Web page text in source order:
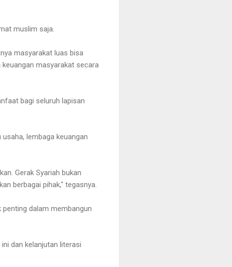
muslim saja.
masyarakat luas bisa
masyarakat secara
bagi seluruh lapisan
lembaga keuangan
Gerak Syariah bukan
berbagai pihak," tegasnya.
penting dalam membangun
dan kelanjutan literasi